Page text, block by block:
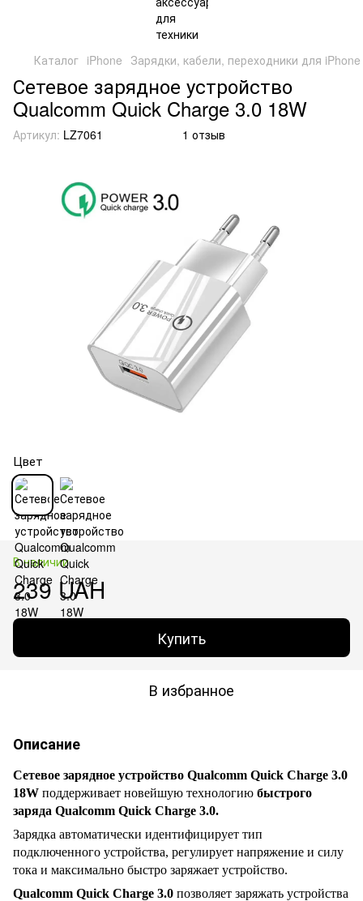
Каталог iPhone Зарядки, кабели, переходники для
Сетевое зарядное устройство
Qualcomm Quick Charge 3.0 18W
Артикул: LZ7061 1 отзыв
Цвет
В наличии
239 UAH
Купить
В избранное
Описание
Сетевое зарядное устройство Qualcomm Quick Charge 3.0
18W поддерживает новейшую технологию быстрого
заряда Qualcomm Quick Charge 3.0.
Зарядка автоматически идентифицирует тип
подключенного устройства, регулирует напряжение и силу
тока и максимально быстро заряжает устройство.
Qualcomm Quick Charge 3.0 позволяет заряжать устройства